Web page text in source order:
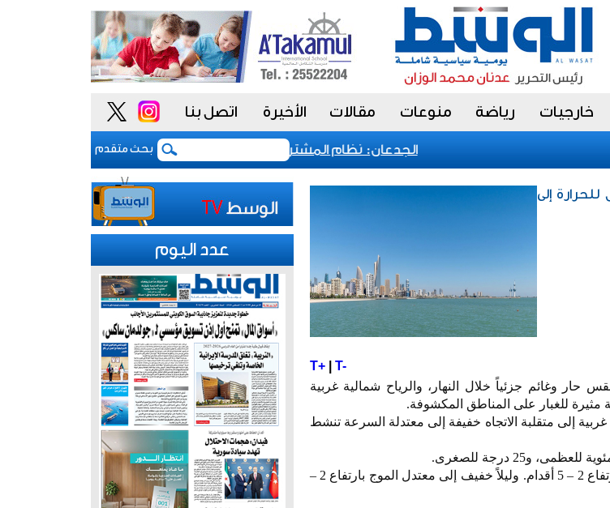
خارجيات رياضة منوعات مقالات الأخيرة اتصل بنا
بحث متقدم
الجدعان: نظام المشتريات يمنح الحكومة السعودية أدوات أكثر مرونة
إلى
T+| T-
حار وغائم جزئياً خلال النهار، والرياح شمالية غربية
إلى متقلبة الاتجاه خفيفة إلى معتدلة السرعة تنشط
وأضافت أن حالة البحر نهاراً خفيف إلى معتدل الموج بارتفاع 2 – 5 أقدام. وليلاً خفيف إلى معتدل الموج بارتفاع 2 –
عدد اليوم